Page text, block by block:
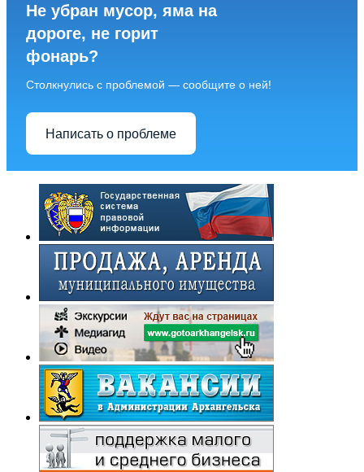
Не убран мусор, яма на
дороге, не горит
фонарь?
Столкнулись с проблемой — сообщите о ней!
Написать о проблеме